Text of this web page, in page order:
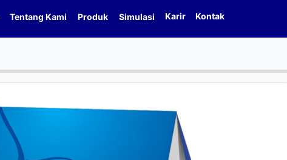
Tentang Kami Produk Simulasi Karir Kontak